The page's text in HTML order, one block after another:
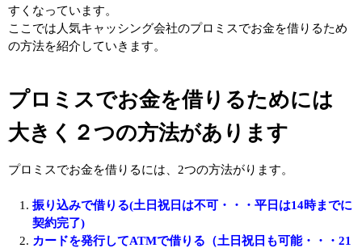
すくなっています。
ここでは人気キャッシング会社のプロミスでお金を借りるため
の方法を紹介していきます。
プロミスでお金を借りるためには
大きく２つの方法があります
プロミスでお金を借りるには、2つの方法がります。
振り込みで借りる(土日祝日は不可・・・平日は14時までに
契約完了)
カードを発行してATMで借りる（土日祝日も可能・・・21